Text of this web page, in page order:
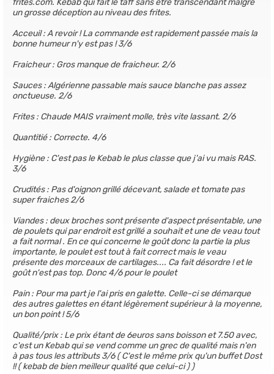
frites.com. Kebab qui fait le taff sans être transcendant malgré
un grosse déception au niveau des frites.
Acceuil : A revoir ! La commande est rapidement passée mais la
bonne humeur n'y est pas ! 3/6
Fraicheur : Gros manque de fraicheur. 2/6
Sauces : Algérienne passable mais sauce blanche pas assez
onctueuse. 2/6
Frites : Chaude MAIS vraiment molle, très vite lassant. 2/6
Quantitié : Correcte. 4/6
Hygiène : C'est pas le Kebab le plus classe que j'ai vu mais RAS.
3/6
Crudités : Pas d'oignon grillé décevant, salade et tomate pas
super fraiches 2/6
Viandes : deux broches sont présente d'aspect présentable, une
de poulets qui par endroit est grillé a souhait et une de veau tout
a fait normal . En ce qui concerne le goût donc la partie la plus
importante, le poulet est tout à fait correct mais le veau
présente des morceaux de cartilages.... Ca fait désordre ! et le
goût n'est pas top. Donc 4/6 pour le poulet
Pain : Pour ma part je l'ai pris en galette. Celle-ci se démarque
des autres galettes en étant légèrement supérieur à la moyenne,
un bon point ! 5/6
Qualité/prix : Le prix étant de 6euros sans boisson et 7.50 avec,
c'est un Kebab qui se vend comme un grec de qualité mais n'en
à pas tous les attributs 3/6 ( C'est le même prix qu'un buffet Dost
!! ( kebab de bien meilleur qualité que celui-ci ) )